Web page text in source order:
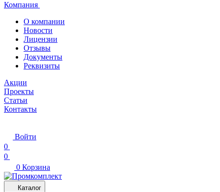
Компания
О компании
Новости
Лицензии
Отзывы
Документы
Реквизиты
Акции
Проекты
Статьи
Контакты
Войти
0
0
0 Корзина
Каталог